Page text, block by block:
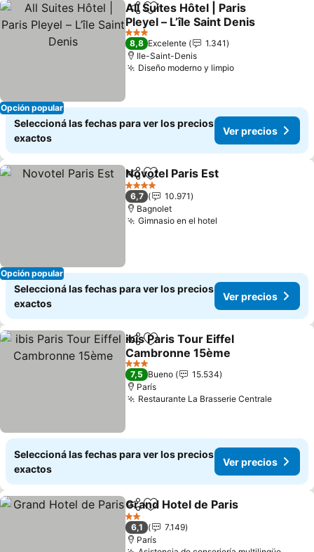
Opción popular
CompartirAñadir a favoritos
All Suites Hôtel | Paris
Pleyel – L’île Saint Denis
Ver precios
3 Estrellas
8,8 Excelente
1.341
Ile-Saint-Denis
Diseño moderno y limpioVer precios
Seleccioná las fechas para ver los precios
exactos
Ver precios
Opción popular
CompartirAñadir a favoritos
Novotel Paris Est
4 Estrellas
6,7
10.971
Bagnolet
Gimnasio en el hotel
Seleccioná las fechas para ver los precios
exactos
Ver precios
CompartirAñadir a favoritos
ibis Paris Tour Eiffel
Cambronne 15ème
Ver precios
3 Estrellas
7,5 Bueno
15.534
París
Restaurante La Brasserie CentraleVer
Seleccioná las fechas para ver los precios
exactos
Ver precios
CompartirAñadir a favoritos
Grand Hotel de Paris
2 Estrellas
6,1
7.149
París